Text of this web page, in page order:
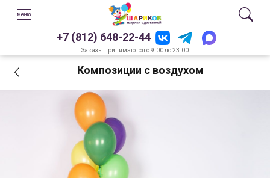
+7 (812) 648-22-44
Заказы принимаются с 9.00 до 23.00
Композиции с воздухом